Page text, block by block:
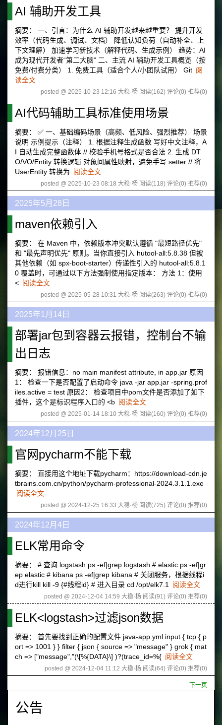
AI 辅助开发工具
摘要： 一、引言：为什么 AI 辅助开发越来越重要？ 提升开发
效率（代码生成、调试、文档） 降低认知负荷（自动补全、上
下文理解） 加速学习新技术（解释代码、生成示例） 趋势：AI
成为现代开发者“第二大脑” 二、主流 AI 辅助开发工具概览（按
免费/付费分类） 1. 免费工具（适合个人/小团队试用） Git 阅
读全文
posted @ 2025-10-23 12:16 大稳·杨 阅读(162) 评论(0) 推荐(0)
AI代码辅助工具标准使用场景
摘要： ✅ 一、基础编码场景（高频、低风险、强烈推荐） 场景
说明 示例提示（注释） 1. 根据注释生成函数 写好中文注释，A
I 自动生成完整函数体 // 校验手机号格式是否合法 2. 生成 DT
O/VO/Entity 转换逻辑 对象间属性映射，避免手写 setter // 将
UserEntity 转换为 阅读全文
posted @ 2025-10-23 08:18 大稳·杨 阅读(118) 评论(0) 推荐(0)
2025年5月28日
maven依赖引入
摘要： 在 Maven 中，依赖版本冲突默认遵循 "最短路径优先"
和 "最先声明优先" 原则。当你直接引入 hutool-all:5.8.38 但被
其他依赖（如 spx-boot-starter）传递性引入的 hutool-all:5.8.1
0 覆盖时，可通过以下方法强制使用指定版本： 方法 1：使用
< 阅读全文
posted @ 2025-05-28 10:31 大稳·杨 阅读(263) 评论(0) 推荐(0)
2025年1月14日
部署jar包到容器云报错，控制台不输
出日志
摘要： 报错信息：no main manifest attribute, in app.jar 原因
1： 检查一下是否配置了启动命令 java -jar app.jar -spring.prof
iles.active = test 原因2： 检查项目中pom文件是否添加了如下
插件，这个是标识程序入口的 <b 阅读全文
posted @ 2025-01-14 18:10 大稳·杨 阅读(160) 评论(0) 推荐(0)
2024年12月25日
官网pycharm不能下载
摘要： 直接用这个地址下载pycharm：https://download-cdn.je
tbrains.com.cn/python/pycharm-professional-2024.3.1.1.exe
阅读全文
posted @ 2024-12-25 16:33 大稳·杨 阅读(725) 评论(0) 推荐(0)
2024年12月4日
ELK常用命令
摘要： # 查询 logstash ps -ef|grep logstash # elastic ps -ef|gr
ep elastic # kibana ps -ef|grep kibana # 关闭服务，根据线程i
d进行kill kill -9 {#线程id} # 进入目录 cd /opt/elk7.1
阅读全文
posted @ 2024-12-04 14:59 大稳·杨 阅读(91) 评论(0) 推荐(0)
ELK<logstash>过滤json数据
摘要： 首先要找到正确的配置文件 java-app.yml input { tcp { p
ort => 1001 } } filter { json { source => "message" } grok { mat
ch => ["message","(\[%{DATA}\] )?(trace_id=%{ 阅读全文
posted @ 2024-12-04 11:12 大稳·杨 阅读(64) 评论(0) 推荐(0)
下一页
公告